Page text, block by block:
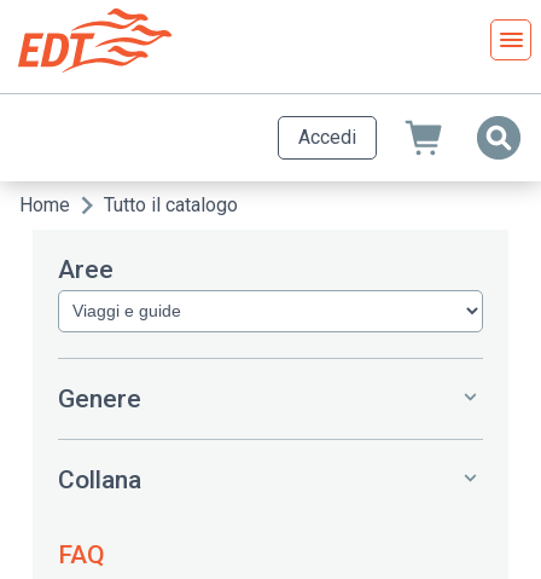
contenuto
principale
Accedi
Briciole
pane
Home Tutto il catalogo
Aree
Genere
Collana
FAQ